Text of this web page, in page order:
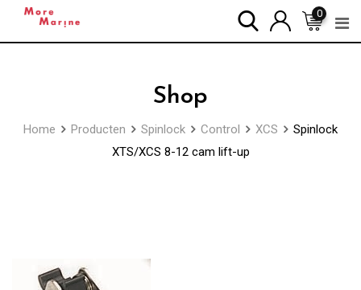
0
Shop
Home Producten Spinlock Control XCS
Spinlock
XTS/XCS 8-12 cam lift-up